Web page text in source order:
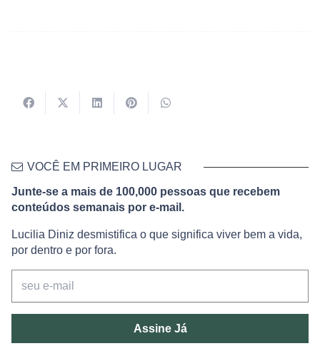
VOCÊ EM PRIMEIRO LUGAR
Junte-se a mais de 100,000 pessoas que recebem
conteúdos semanais por e-mail.
Lucilia Diniz desmistifica o que significa viver bem a vida,
por dentro e por fora.
Assine Já